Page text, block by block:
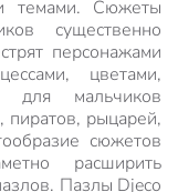
темами. Сюжеты
существенно
персонажами
цветами,
мальчиков
пиратов, рыцарей,
сюжетов
расширить
Пазлы Djeco